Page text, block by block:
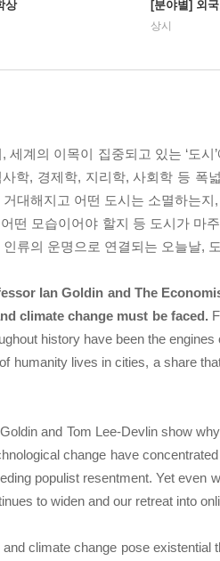
상 [분야별] 외
상시
세계의 이목이 집중되고 있는 ‘도
학, 경제학, 지리학, 사회학 등 폭
대해지고 어떤 도시는 소멸하는
떤 모습이어야 할지 등 도시가 마
류의 운명으로 연결되는 오늘날,
Ian Goldin and The
climate change must be faced.
history have been the
humanity lives in cities, a share
and Tom Lee-Devlin show
change have
populist resentment. Yet even
to widen and our retreat into
climate change pose